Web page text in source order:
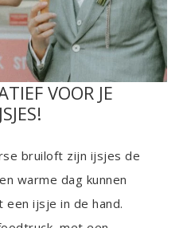
VOOR JE
bruiloft zijn ijsjes de
warme dag kunnen
ijsje in de hand.